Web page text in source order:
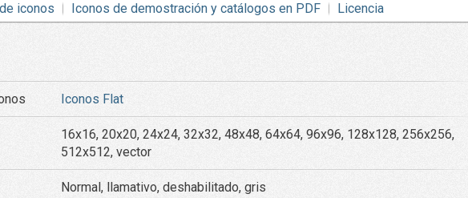
iconos Iconos de demostración y catálogos en PDF Licencia
Iconos Flat
16x16, 20x20, 24x24, 32x32, 48x48, 64x64, 96x96, 128x128, 256x256,
512x512, vector
Normal, llamativo, deshabilitado, gris